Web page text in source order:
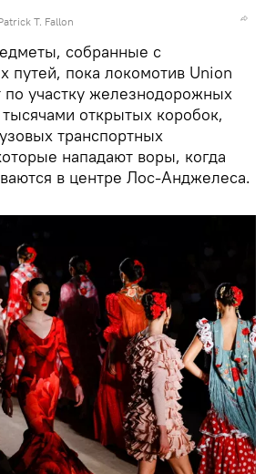
T. Fallon
собранные с
путей, пока локомотив Union
участку железнодорожных
открытых коробок,
транспортных
нападают воры, когда
в центре Лос-Анджелеса.